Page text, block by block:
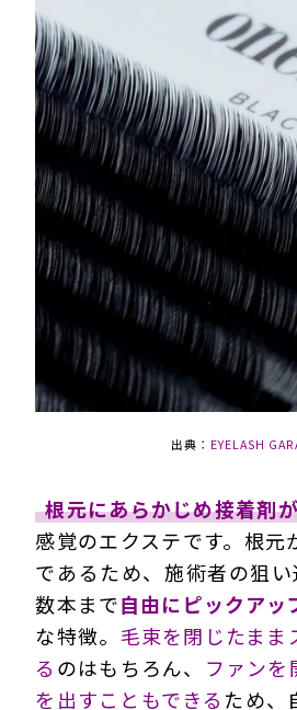
出典： EYELASH
根元にあらかじめ接着剤
感覚のエクステです。根元
であるため、施術者の狙
数本まで自由にピックアッ
な特徴。 毛束を閉じたまま
る のはもちろん、 ファンを
を出すこともできる ため、